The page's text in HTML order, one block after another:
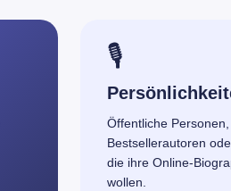
🎙️
Öffentliche
Bestsellerautoren
die ihre Online-
wollen.